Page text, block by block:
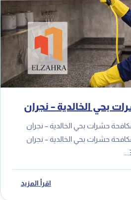
بحي الخالدية – نجران
1. شركة مكافحة حشرات بحي الخالدية – نجران
شركة مكافحة حشرات بحي الخالدية – نجران
اقرأ المزيد